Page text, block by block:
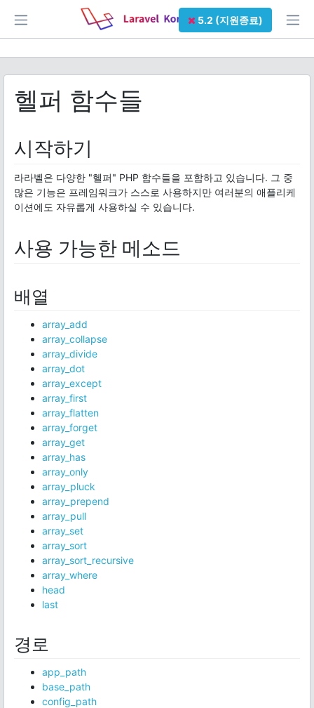
5.2 (지원종료)
헬퍼 함수들
시작하기
라라벨은 다양한 "헬퍼" PHP 함수들을 포함하고 있습니다. 그 중
많은 기능은 프레임워크가 스스로 사용하지만 여러분의 애플리케
이션에도 자유롭게 사용하실 수 있습니다.
사용 가능한 메소드
배열
array_add
array_collapse
array_divide
array_dot
array_except
array_first
array_flatten
array_forget
array_get
array_has
array_only
array_pluck
array_prepend
array_pull
array_set
array_sort
array_sort_recursive
array_where
head
last
경로
app_path
base_path
config_path